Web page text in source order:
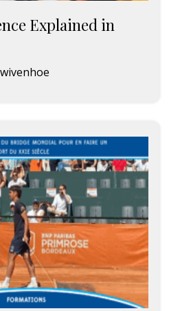
Explained in
wivenhoe